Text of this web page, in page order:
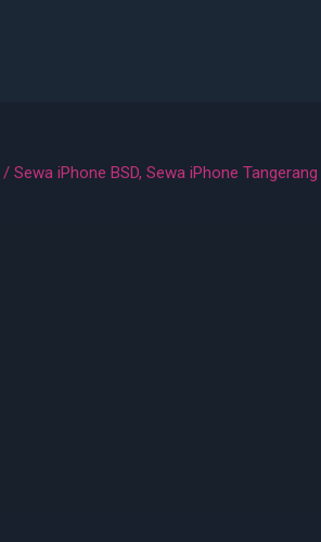
/ Sewa iPhone BSD, Sewa iPhone Tangerang